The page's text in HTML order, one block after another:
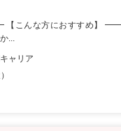
な方におすすめ】
...
ャリア